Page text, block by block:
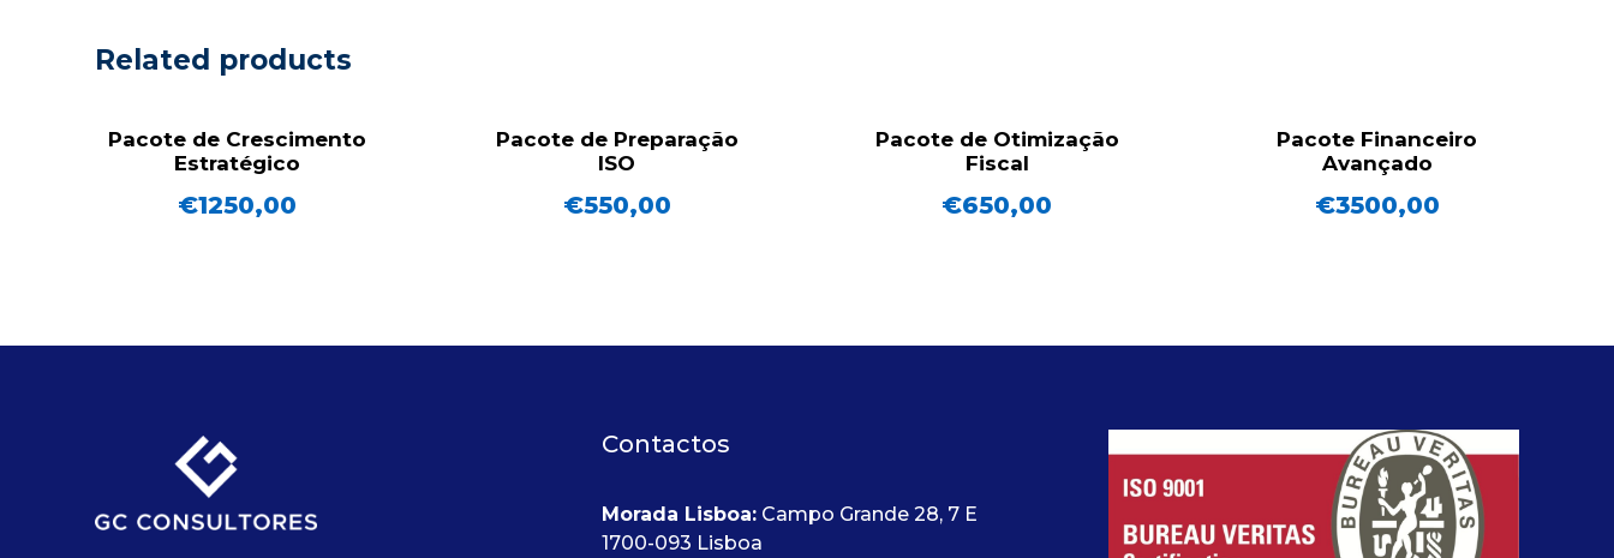
Related products
Pacote de Crescimento
Estratégico
€1250,00
Pacote de Preparação
ISO
€550,00
Pacote de Otimização
Fiscal
€650,00
Pacote Financeiro
Avançado
€3500,00
Contactos
Morada Lisboa:Campo Grande 28, 7 E
1700-093 Lisboa